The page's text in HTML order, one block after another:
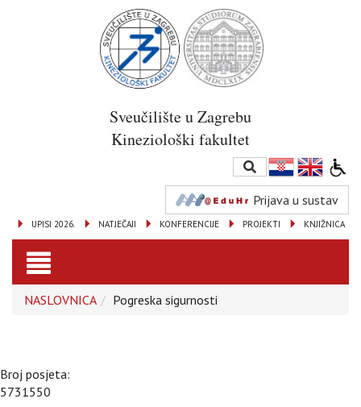
Sveučilište u Zagrebu
Kineziološki fakultet
Prijava u sustav
KNJIŽNICA
PROJEKTI
KONFERENCIJE
NATJEČAJI
UPISI 2026.
Toggle
navigation
NASLOVNICA Pogreska sigurnosti
Broj posjeta:
5731550